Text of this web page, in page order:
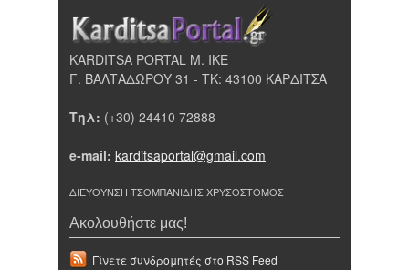
KARDITSA PORTAL Μ. ΙΚΕ
Γ. ΒΑΛΤΑΔΩΡΟΥ 31 - ΤΚ: 43100 ΚΑΡΔΙΤΣΑ
Τηλ: (+30) 24410 72888
e-mail: karditsaportal@gmail.com
ΔΙΕΥΘΥΝΣΗ ΤΣΟΜΠΑΝΙΔΗΣ ΧΡΥΣΟΣΤΟΜΟΣ
Ακολουθήστε μας!
Γίνετε συνδρομητές στο RSS Feed